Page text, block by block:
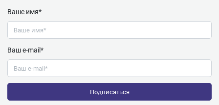
Ваше имя*
Ваш e-mail*